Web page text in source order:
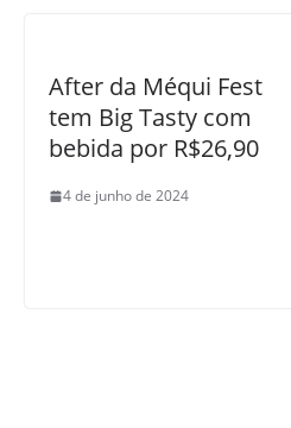
After da Méqui Fest
tem Big Tasty com
bebida por R$26,90
4 de junho de 2024